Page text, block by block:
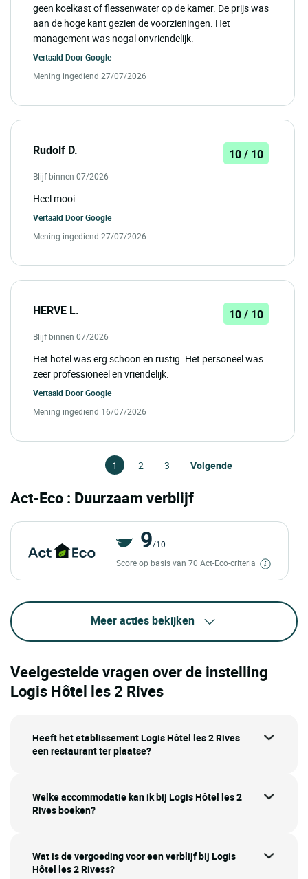
geen koelkast of flessenwater op de kamer. De prijs was
aan de hoge kant gezien de voorzieningen. Het
management was nogal onvriendelijk.
Vertaald DoorGoogle
Mening ingediend 27/07/2026
Rudolf D. 10 / 10
Blijf binnen 07/2026
Heel mooi
Vertaald DoorGoogle
Mening ingediend 27/07/2026
HERVE L. 10 / 10
Blijf binnen 07/2026
Het hotel was erg schoon en rustig. Het personeel was
zeer professioneel en vriendelijk.
Vertaald DoorGoogle
Mening ingediend 16/07/2026
1 2 3 Volgende
Act-Eco : Duurzaam verblijf
9/10
Score op basis van 70 Act-Eco-criteria
Meer acties bekijken
Veelgestelde vragen over de instelling
Logis Hôtel les 2 Rives
Heeft het etablissement Logis Hôtel les 2 Rives
een restaurant ter plaatse?
Welke accommodatie kan ik bij Logis Hôtel les 2
Rives boeken?
Wat is de vergoeding voor een verblijf bij Logis
Hôtel les 2 Rivess?